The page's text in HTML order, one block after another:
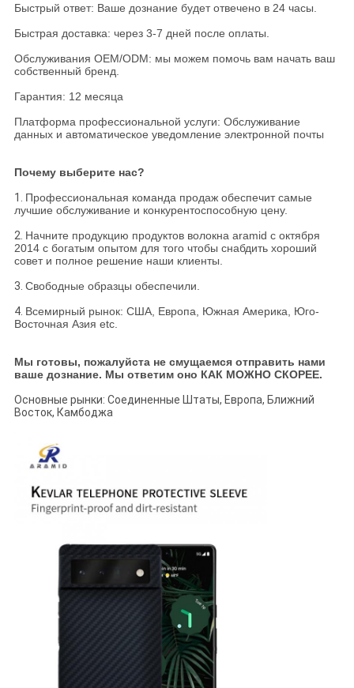
Быстрый ответ: Ваше дознание будет отвечено в 24 часы.
Быстрая доставка: через 3-7 дней после оплаты.
Обслуживания OEM/ODM: мы можем помочь вам начать ваш
собственный бренд.
Гарантия: 12 месяца
Платформа профессиональной услуги: Обслуживание
данных и автоматическое уведомление электронной почты
Почему выберите нас?
1. Профессиональная команда продаж обеспечит самые
лучшие обслуживание и конкурентоспособную цену.
2. Начните продукцию продуктов волокна aramid с октября
2014 с богатым опытом для того чтобы снабдить хороший
совет и полное решение наши клиенты.
3. Свободные образцы обеспечили.
4. Всемирный рынок: США, Европа, Южная Америка, Юго-
Восточная Азия etc.
Мы готовы, пожалуйста не смущаемся отправить нами
ваше дознание. Мы ответим оно КАК МОЖНО СКОРЕЕ.
Основные рынки: Соединенные Штаты, Европа, Ближний
Восток, Камбоджа